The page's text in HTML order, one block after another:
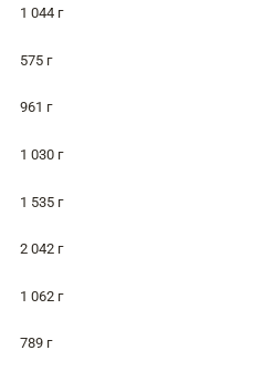
1 044 г
575 г
961 г
1 030 г
1 535 г
2 042 г
1 062 г
789 г